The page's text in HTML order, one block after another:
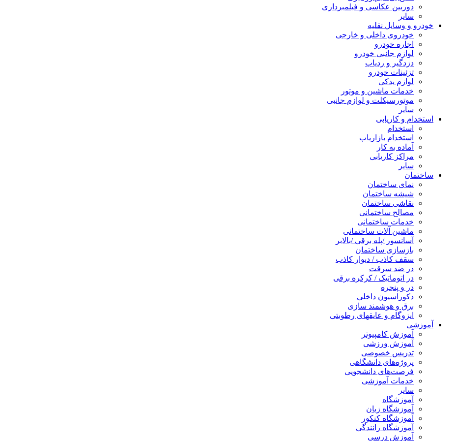
دوربین عکاسی و فیلمبرداری
سایر
خودرو و وسایل نقلیه
خودروی داخلی و خارجی
اجاره خودرو
لوازم جانبی خودرو
دزدگیر و ردیاب
تزئینات خودرو
لوازم یدکی
خدمات ماشین و موتور
موتورسیکلت و لوازم جانبی
سایر
استخدام و کاریابی
استخدام
استخدام بازاریاب
آماده به کار
مراکز کاریابی
سایر
ساختمان
نمای ساختمان
شیشه ساختمان
نقاشی ساختمان
مصالح ساختمانی
خدمات ساختمانی
ماشین آلات ساختمانی
آسانسور /پله برقی /بالابر
بازسازی ساختمان
سقف کاذب / دیوار کاذب
در ضد سرقت
در اتوماتیک / کرکره برقی
در و پنجره
دکوراسیون داخلی
برق و هوشمند سازی
ایزوگام و عایقهای رطوبتی
آموزشی
آموزش کامپیوتر
آموزش ورزشی
تدریس خصوصی
پروژه‌های دانشگاهی
فرصت‌های دانشجویی
خدمات آموزشی
سایر
آموزشگاه
آموزشگاه زبان
آموزشگاه کنکور
آموزشگاه رانندگی
آموزش درسی